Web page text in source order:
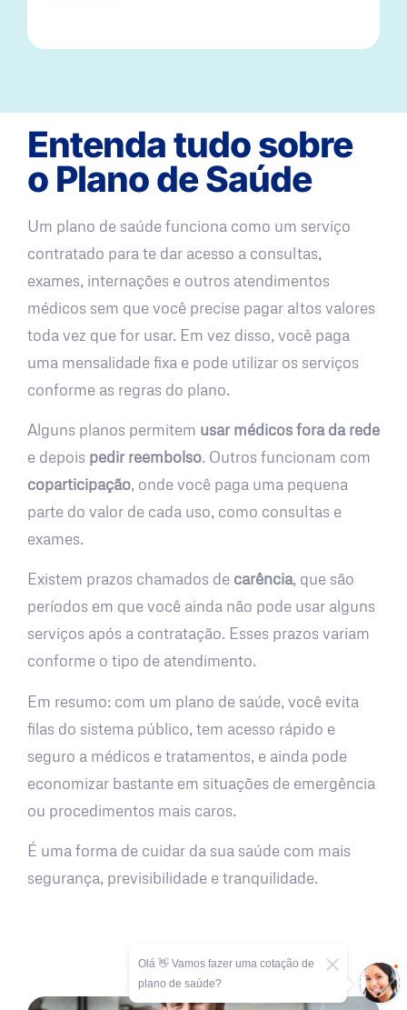
Entenda tudo sobre
o Plano de Saúde
Um plano de saúde funciona como um serviço
contratado para te dar acesso a consultas,
exames, internações e outros atendimentos
médicos sem que você precise pagar altos valores
toda vez que for usar. Em vez disso, você paga
uma mensalidade fixa e pode utilizar os serviços
conforme as regras do plano.
Alguns planos permitem usar médicos fora da rede
e depois pedir reembolso. Outros funcionam com
coparticipação, onde você paga uma pequena
parte do valor de cada uso, como consultas e
exames.
Existem prazos chamados de carência, que são
períodos em que você ainda não pode usar alguns
serviços após a contratação. Esses prazos variam
conforme o tipo de atendimento.
Em resumo: com um plano de saúde, você evita
filas do sistema público, tem acesso rápido e
seguro a médicos e tratamentos, e ainda pode
economizar bastante em situações de emergência
ou procedimentos mais caros.
É uma forma de cuidar da sua saúde com mais
segurança, previsibilidade e tranquilidade.
Olá 👋 Vamos fazer uma cotação de
plano de saúde?